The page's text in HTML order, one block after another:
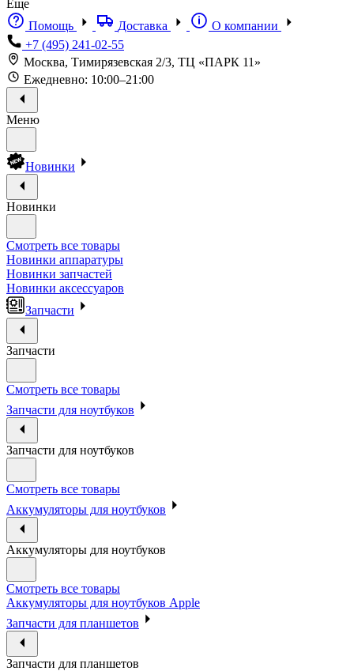
Еще
Помощь
Доставка
О компании
+7 (495) 241-02-55
Москва, Тимирязевская 2/3, ТЦ «ПАРК 11»
Ежедневно: 10:00–21:00
Меню
Новинки
Новинки
Смотреть все товары
Новинки аппаратуры
Новинки запчастей
Новинки аксессуаров
Запчасти
Запчасти
Смотреть все товары
Запчасти для ноутбуков
Запчасти для ноутбуков
Смотреть все товары
Аккумуляторы для ноутбуков
Аккумуляторы для ноутбуков
Смотреть все товары
Аккумуляторы для ноутбуков Apple
Запчасти для планшетов
Запчасти для планшетов